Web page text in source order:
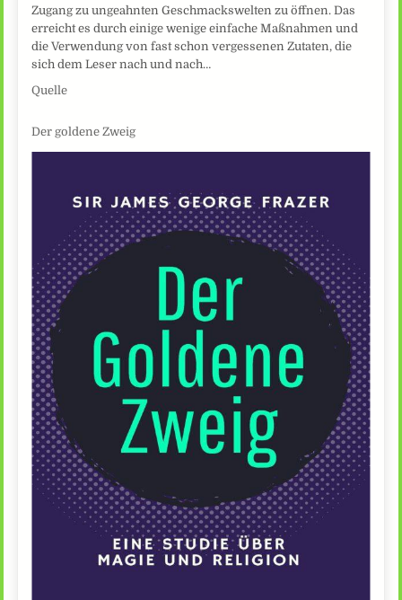
Zugang zu ungeahnten Geschmackswelten zu öffnen. Das
erreicht es durch einige wenige einfache Maßnahmen und
die Verwendung von fast schon vergessenen Zutaten, die
sich dem Leser nach und nach…
Quelle
Der goldene Zweig